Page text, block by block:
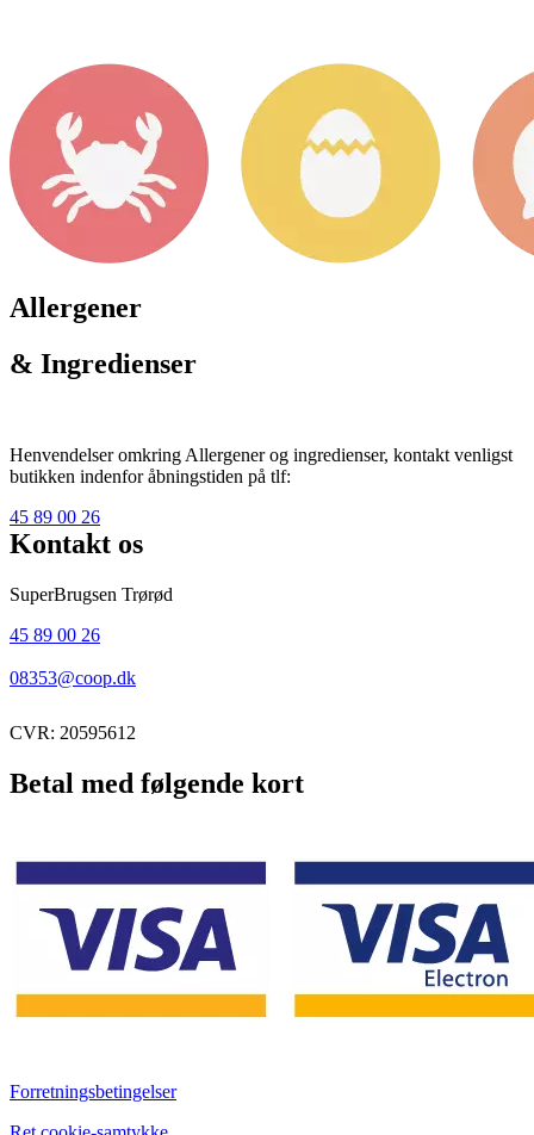
Allergener
& Ingredienser
Henvendelser omkring Allergener og ingredienser, kontakt venligst
butikken indenfor åbningstiden på tlf:
45 89 00 26
Kontakt os
SuperBrugsen Trørød
45 89 00 26
08353@coop.dk
CVR: 20595612
Betal med følgende kort
Forretningsbetingelser